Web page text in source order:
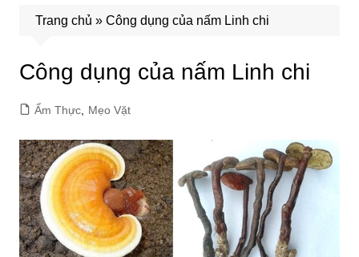
Trang chủ » Công dụng của nấm Linh chi
Công dụng của nấm Linh chi
Ẩm Thực, Mẹo Vặt